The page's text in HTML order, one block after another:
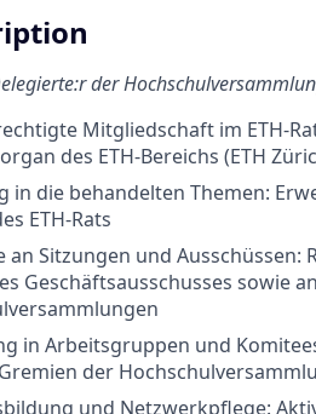
der
Mitgliedschaft im ETH-
des ETH-Bereichs (ETH
in die behandelten Themen:
ETH-Rats
an Sitzungen und Ausschüssen:
Geschäftsausschusses sowie
in Arbeitsgruppen und
der
und Netzwerkpflege: